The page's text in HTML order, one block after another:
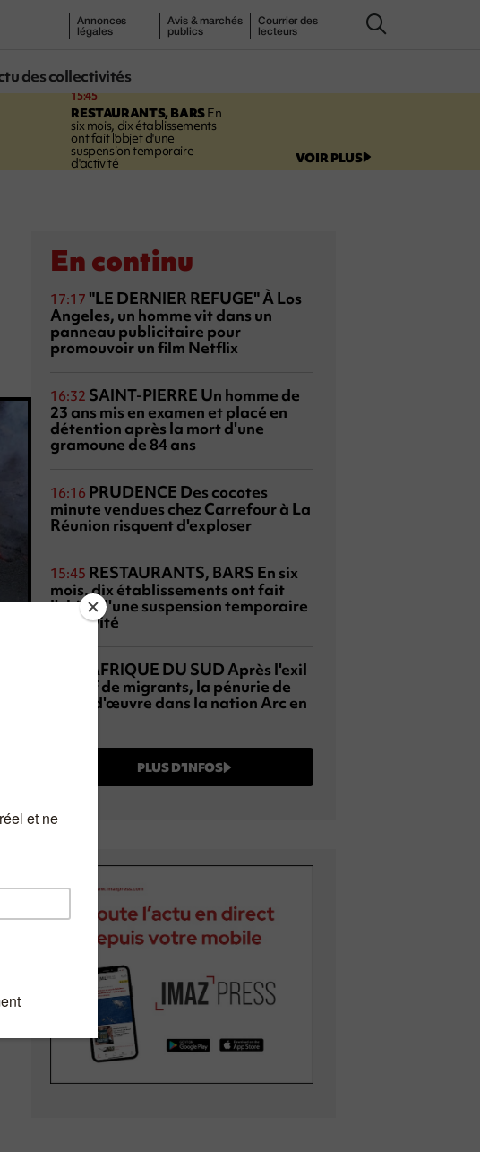
Annonces
légales
Avis & marchés
publics
Courrier des
lecteurs
des collectivités
15:45
RESTAURANTS, BARSEn
six mois, dix établissements
ont fait l'objet d'une
suspension temporaire
d'activité VOIR PLUS
8
*
:
En continu
17:17 "LE DERNIER REFUGE"À Los
Angeles, un homme vit dans un
panneau publicitaire pour
promouvoir un film Netflix
16:32 SAINT-PIERRE Un homme de
23 ans mis en examen et placé en
détention après la mort d'une
gramoune de 84 ans
16:16 PRUDENCE Des cocotes
minute vendues chez Carrefour à La
Réunion risquent d'exploser
15:45 RESTAURANTS, BARS En six
mois, dix établissements ont fait
l'objet d'une suspension temporaire
d'activité
AFRIQUE DU SUD Après l'exil
massif de migrants, la pénurie de
main-d'œuvre dans la nation Arc en
PLUS D’INFOS